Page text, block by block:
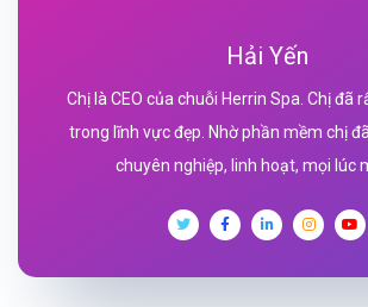
Hải Yến
Chị là CEO của chuỗi Herrin Spa. Chị đã
trong lĩnh vực đẹp. Nhờ phần mềm chị
chuyên nghiệp, linh hoạt, mọi lúc